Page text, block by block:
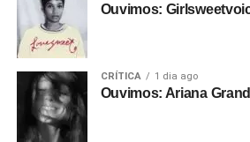
chamado James Anderton, chefe de
Manchester e tido por artistas, jovens
comunidade gay local como um
Há também referências ao romance
Yehiel Dinur, que popularizou o
referência aos grupos de mulheres
Ouvimos:
CRÍTICA 1 dia ago
Ouvimos: Ariana